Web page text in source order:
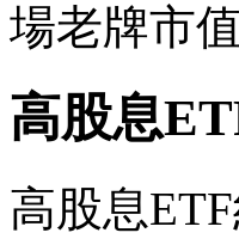
場老牌市
高股息
高股息